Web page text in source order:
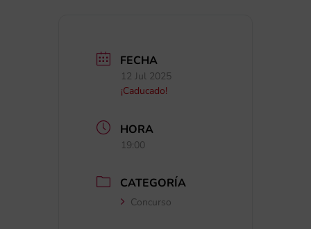
FECHA
12 Jul 2025
¡Caducado!
HORA
19:00
CATEGORÍA
Concurso